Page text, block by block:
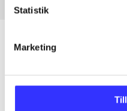
Statistik
Marketing
Alle registrerede artikler